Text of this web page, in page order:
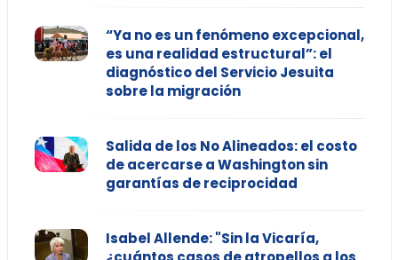
“Ya no es un fenómeno excepcional,
es una realidad estructural”: el
diagnóstico del Servicio Jesuita
sobre la migración
Salida de los No Alineados: el costo
de acercarse a Washington sin
garantías de reciprocidad
Isabel Allende: "Sin la Vicaría,